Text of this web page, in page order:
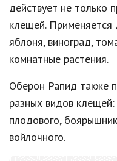
действует не только
клещей. Применяется
яблоня, виноград,
комнатные растения.
Оберон Рапид также
разных видов клещей:
плодового,
войлочного.